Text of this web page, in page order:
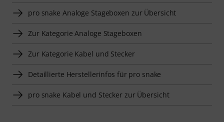
pro snake Analoge Stageboxen zur Übersicht
Zur Kategorie Analoge Stageboxen
Zur Kategorie Kabel und Stecker
Detaillierte Herstellerinfos für pro snake
pro snake Kabel und Stecker zur Übersicht